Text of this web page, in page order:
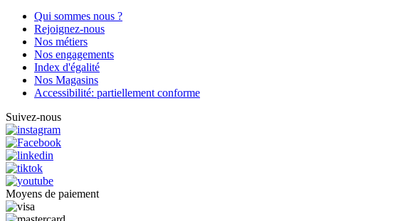
Qui sommes nous ?
Rejoignez-nous
Nos métiers
Nos engagements
Index d'égalité
Nos Magasins
Accessibilité: partiellement conforme
Suivez-nous
Moyens de paiement